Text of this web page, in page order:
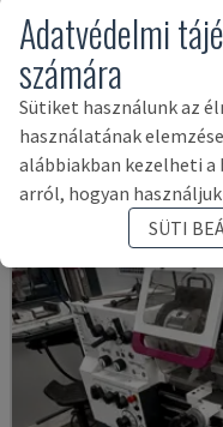
EMCOMAT 200X1000
EMCO - VÍZSZINTES
NÉMETORSZÁG 2001
Adatvédelmi
számára
Sütiket használunk az
használatának
alábbiakban kezelheti
arról, hogyan
SÜTI